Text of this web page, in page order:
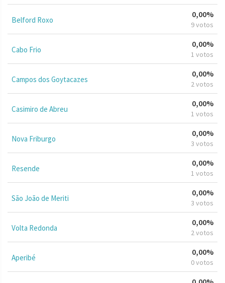
Belford Roxo
0,00%
9 votos
Cabo Frio
0,00%
1 votos
Campos dos Goytacazes
0,00%
2 votos
Casimiro de Abreu
0,00%
1 votos
Nova Friburgo
0,00%
3 votos
Resende
0,00%
1 votos
São João de Meriti
0,00%
3 votos
Volta Redonda
0,00%
2 votos
Aperibé
0,00%
0 votos